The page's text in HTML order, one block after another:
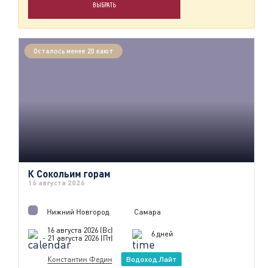
ВЫБРАТЬ
Осталось менее 20 кают
К Сокольим горам
16 августа 2026
Нижний Новгород
Самара
16 августа 2026 (Вс)
- 21 августа 2026 (Пт)
6 дней
Константин Федин Водоход.Лайт